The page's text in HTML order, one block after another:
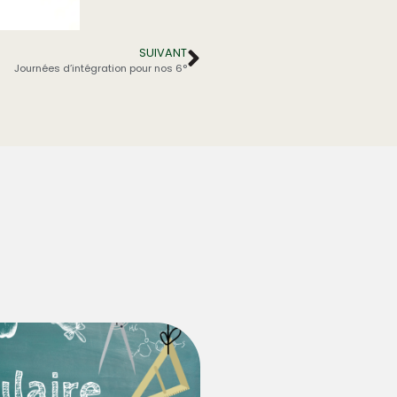
SUIVANT
Journées d’intégration pour nos 6°